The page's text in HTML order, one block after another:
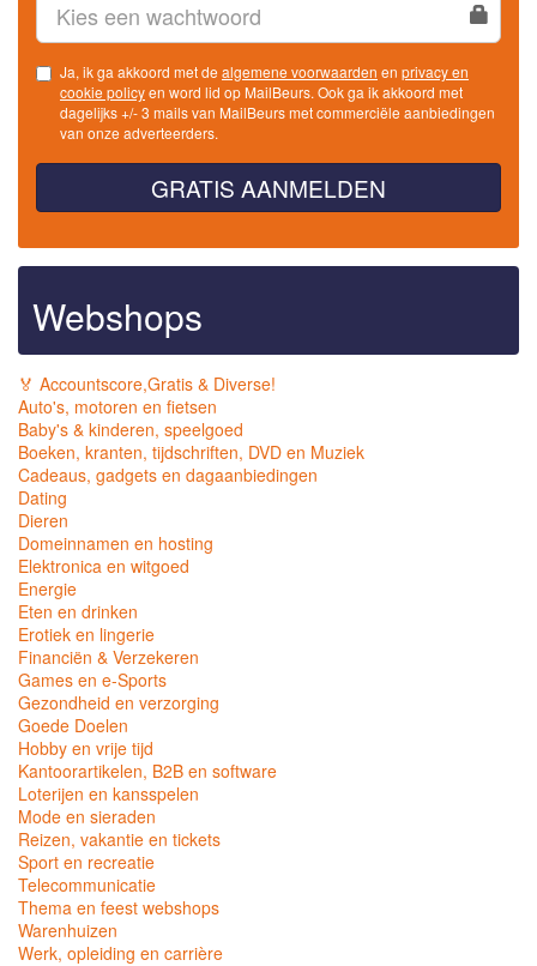
Ja, ik ga akkoord met de algemene voorwaarden en privacy en
cookie policy
dagelijks +/- 3 mails van MailBeurs met commerciële aanbiedingen
van onze adverteerders.
GRATIS AANMELDEN
Webshops
🏅 Accountscore,Gratis & Diverse!
Auto's, motoren en fietsen
Baby's & kinderen, speelgoed
Boeken, kranten, tijdschriften, DVD en Muziek
Cadeaus, gadgets en dagaanbiedingen
Dating
Dieren
Domeinnamen en hosting
Elektronica en witgoed
Energie
Eten en drinken
Erotiek en lingerie
Financiën & Verzekeren
Games en e-Sports
Gezondheid en verzorging
Goede Doelen
Hobby en vrije tijd
Kantoorartikelen, B2B en software
Loterijen en kansspelen
Mode en sieraden
Reizen, vakantie en tickets
Sport en recreatie
Telecommunicatie
Thema en feest webshops
Warenhuizen
Werk, opleiding en carrière